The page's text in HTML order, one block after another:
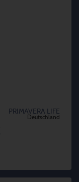
PRIMAVERA LIFE
Deutschland